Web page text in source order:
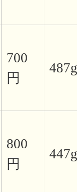
700
円
487g
800
円
447g